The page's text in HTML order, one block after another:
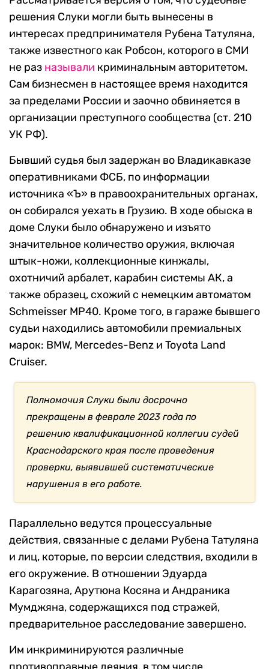
решения Слуки могли быть вынесены в
интересах предпринимателя Рубена Татуляна,
также известного как Робсон, которого в СМИ
не раз называли криминальным авторитетом.
Сам бизнесмен в настоящее время находится
за пределами России и заочно обвиняется в
организации преступного сообщества (ст. 210
УК РФ).
Бывший судья был задержан во Владикавказе
оперативниками ФСБ, по информации
источника «Ъ» в правоохранительных органах,
он собирался уехать в Грузию. В ходе обыска в
доме Слуки было обнаружено и изъято
значительное количество оружия, включая
штык-ножи, коллекционные кинжалы,
охотничий арбалет, карабин системы АК, а
также образец, схожий с немецким автоматом
Schmeisser MP40. Кроме того, в гараже бывшего
судьи находились автомобили премиальных
марок: BMW, Mercedes-Benz и Toyota Land
Cruiser.
Полномочия Слуки были досрочно
прекращены в феврале 2023 года по
решению квалификационной коллегии судей
Краснодарского края после проведения
проверки, выявившей систематические
нарушения в его работе.
Параллельно ведутся процессуальные
действия, связанные с делами Рубена Татуляна
и лиц, которые, по версии следствия, входили в
его окружение. В отношении Эдуарда
Карагозяна, Арутюна Косяна и Андраника
Мумджяна, содержащихся под стражей,
предварительное расследование завершено.
Им инкриминируются различные